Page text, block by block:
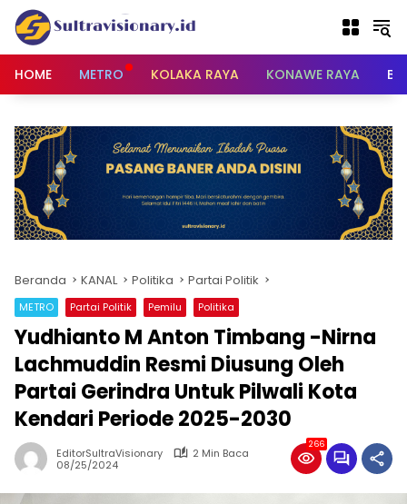
Langsung
konten
HOME
METRO KOLAKA RAYA KONAWE RAYA
Beranda KANAL Politika Partai Politik
METRO Partai Politik Pemilu Politika
Yudhianto M Anton Timbang -Nirna
Lachmuddin Resmi Diusung Oleh
Partai Gerindra Untuk Pilwali Kota
Kendari Periode 2025-2030
EditorSultraVisionary
2 Min Baca
08/25/2024
266